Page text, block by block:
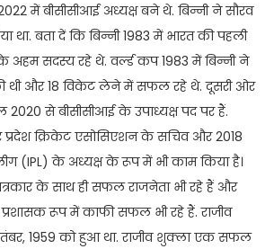
में बीसीसीआई अध्यक्ष बने थे. बिन्नी ने सौरव
था. बता दें कि बिन्नी 1983 में भारत की पहली
अहम सदस्य रहे थे. वर्ल्ड कप 1983 में बिन्नी ने
थी और 18 विकेट लेने में सफल रहे थे. दूसरी ओर
2020 से बीसीसीआई के उपाध्यक्ष पद पर हैं.
प्रदेश क्रिकेट एसोसिएशन के सचिव और 2018
(IPL) के अध्यक्ष के रूप में भी काम किया है।
के साथ ही सफल राजनेता भी रहे हैं और
प्रशासक रूप में काफी सफल भी रहे हैं. राजीव
1959 को हुआ था. राजीव शुक्ला एक सफल